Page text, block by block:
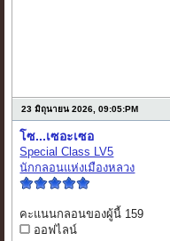
23 มิถุนายน 2026, 09:05:PM
โซ...เซอะเซอ
Special Class LV5
นักกลอนแห่งเมืองหลวง
คะแนนกลอนของผู้นี้ 159
ออฟไลน์